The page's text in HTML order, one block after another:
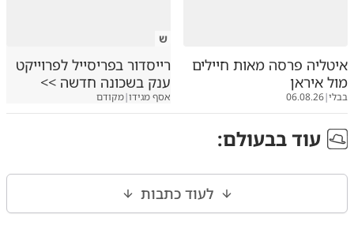
איטליה פרסה מאות חיילים
מול איראן
בבלי|
06.08.26
ש
רייסדור בפריסייל לפרוייקט
ענק בשכונה חדשה >>
אסף מגידו|מקודם
עוד בבעולם:
לעוד כתבות